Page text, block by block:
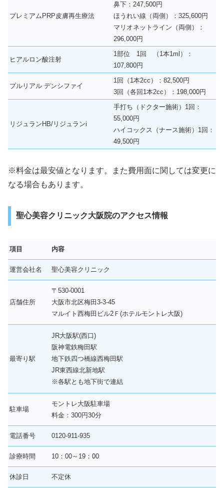
プレミアムPRP皮膚再生療法
鼻下：247,500円
ほうれい線（両側）：325,600円
マリオネットライン（両側）：
296,000円
ヒアルロン酸注射
1部位 1回 （1本1ml）：
107,800円
プルリアル デンシファイ
1回（1本2cc）：82,500円
3回（各回1本2cc）：198,000円
リジュランHB/リジュランi
手打ち（ドクター施術）1回：
55,000円
ハイコックス（ナース施術）1回：
49,500円
※料金は最安値となります。また費用面に関しては変更に
なる場合もあります。
聖心美容クリニック大阪院のアクセス情報
項目 内容
運営会社名 聖心美容クリニック
店舗住所
〒530-0001
大阪市北区梅田3-3-45
マルイト西梅田ビル2Ｆ(ホテルモントレ大阪)
最寄り駅
JR大阪駅(西口)
阪神電鉄梅田駅
地下鉄四つ橋線西梅田駅
JR東西線北新地駅
※各駅とも地下街で連結
駐車場
モントレ大阪駐車場
料金：300円30分
電話番号 0120-911-935
診療時間 10：00～19：00
休診日 不定休